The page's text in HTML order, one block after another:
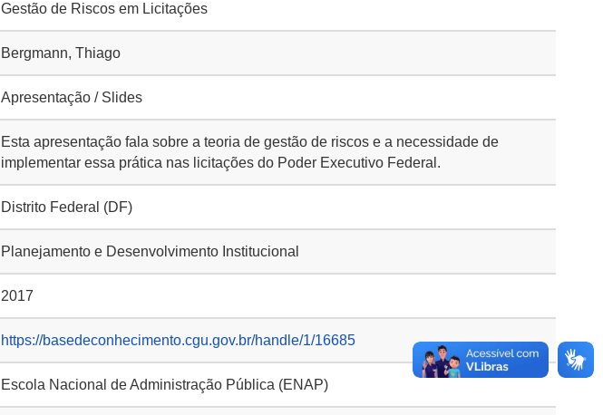
Gestão de Riscos em Licitações
Bergmann, Thiago
Apresentação / Slides
Esta apresentação fala sobre a teoria de gestão de riscos e a necessidade de
implementar essa prática nas licitações do Poder Executivo Federal.
Distrito Federal (DF)
Planejamento e Desenvolvimento Institucional
2017
https://basedeconhecimento.cgu.gov.br/handle/1/16685
Escola Nacional de Administração Pública (ENAP)